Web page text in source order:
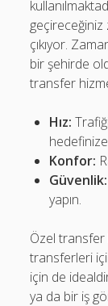
geçireceğiniz
çıkıyor.
bir şehirde
transfer
Hız:
hedefinize
Konfor:
Güvenlik:
yapın.
Özel transfer
transferleri
için de
ya da bir iş